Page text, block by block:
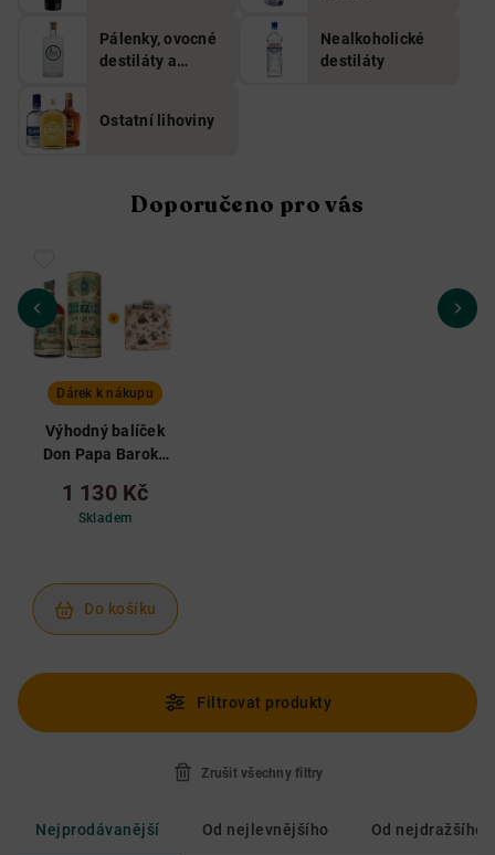
Pálenky, ovocné
destiláty a
Nealkoholické
destiláty
Ostatní lihoviny
Doporučeno pro vás
Dárek k nákupu
Výhodný balíček
Don Papa Baroko
1 130 Kč
Skladem
Do košíku
Filtrovat produkty
Zrušit všechny filtry
Nejprodávanější Od nejlevnějšího Od nejdražšího